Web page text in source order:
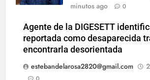
minutos ago
0
Agente de la DIGESETT
reportada como desaparecida
encontrarla desorientada
estebandelarosa2820@gmail.com